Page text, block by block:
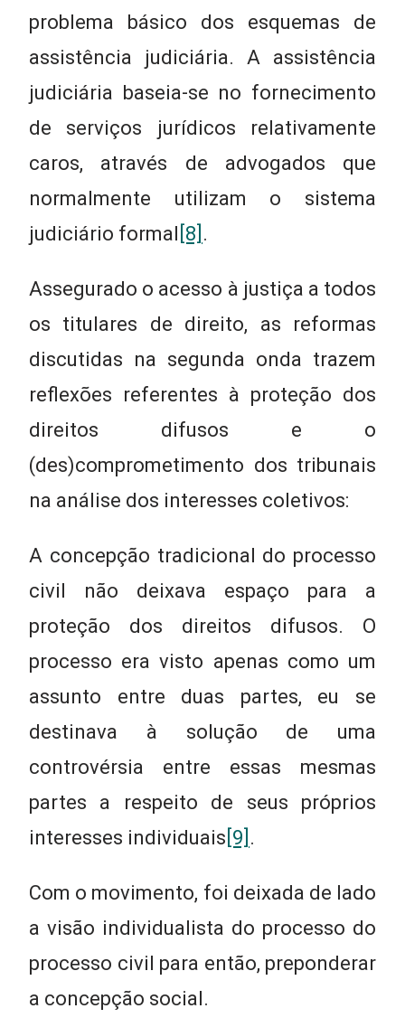
problema básico dos esquemas de
assistência judiciária. A assistência
judiciária baseia-se no fornecimento
de serviços jurídicos relativamente
caros, através de advogados que
normalmente utilizam o sistema
judiciário formal [8] .
Assegurado o acesso à justiça a todos
os titulares de direito, as reformas
discutidas na segunda onda trazem
reflexões referentes à proteção dos
direitos difusos e o
(des)comprometimento dos tribunais
na análise dos interesses coletivos:
A concepção tradicional do processo
civil não deixava espaço para a
proteção dos direitos difusos. O
processo era visto apenas como um
assunto entre duas partes, eu se
destinava à solução de uma
controvérsia entre essas mesmas
partes a respeito de seus próprios
interesses individuais [9] .
Com o movimento, foi deixada de lado
a visão individualista do processo do
processo civil para então, preponderar
a concepção social.